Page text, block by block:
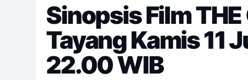
Sinopsis Film THE
Tayang Kamis 11
22.00 WIB